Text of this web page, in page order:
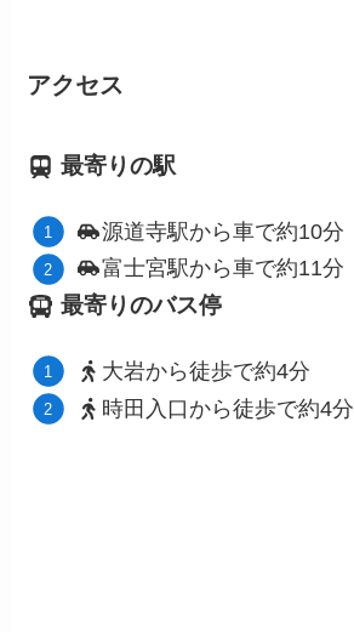
アクセス
最寄りの駅
源道寺駅から車で約10分
富士宮駅から車で約11分
最寄りのバス停
大岩から徒歩で約4分
時田入口から徒歩で約4分